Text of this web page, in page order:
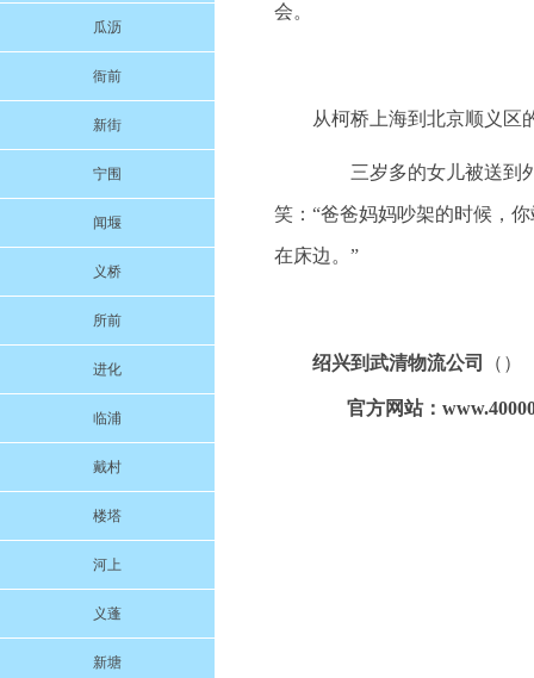
瓜沥
衙前
新街
宁围
闻堰
义桥
所前
进化
临浦
戴村
楼塔
河上
义蓬
新塘
会。
从柯桥上海到北京顺义区
三岁多的女儿被送到外
笑：“爸爸妈妈吵架的时候，
在床边。”
绍兴到武清物流公司 （）
官方网站：